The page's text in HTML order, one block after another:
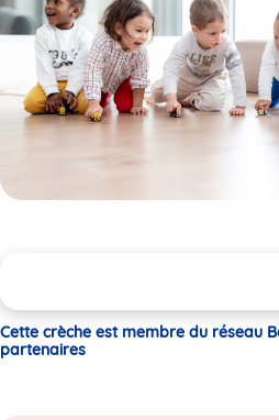
Cette crèche est membre du réseau
partenaires